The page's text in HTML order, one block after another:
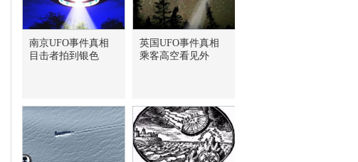
南京UFO事件真相
目击者拍到银色
英国UFO事件真相
乘客高空看见外